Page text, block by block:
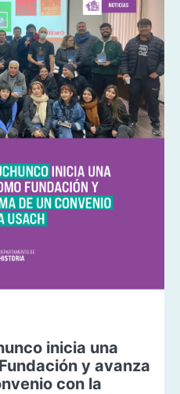
inicia una
y avanza
con la